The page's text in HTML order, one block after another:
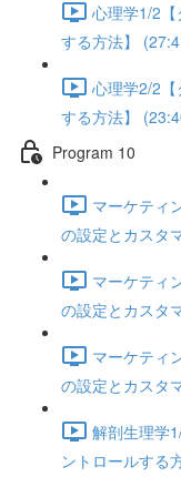
心理学1/2
する方法】
心理学2/2
する方法】
Program 10
マーケティ
の設定とカスタ
マーケティ
の設定とカスタ
マーケティ
の設定とカスタ
解剖生理学
ントロールする